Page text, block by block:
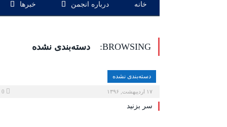
خانه درباره انجمن خبرها
BROWSING: دسته‌بندی نشده
دسته‌بندی نشده
۱۷ اردیبهشت, ۱۳۹۶
سر بزنید